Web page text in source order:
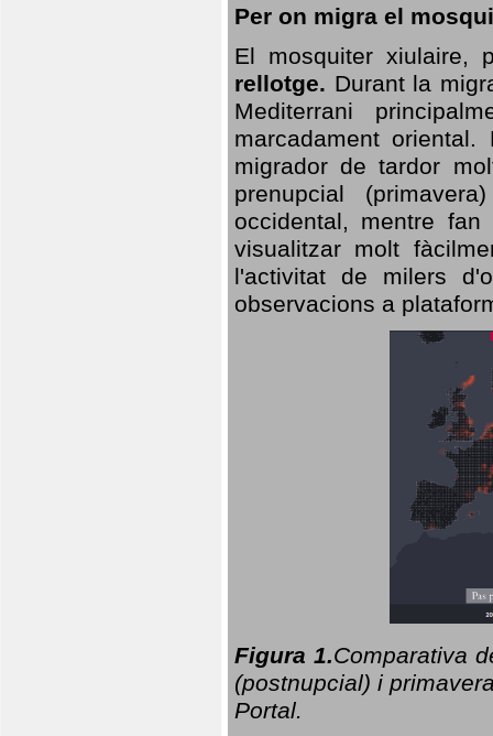
Per on migra el
El mosquiter xiulaire,
rellotge. Durant la
Mediterrani
marcadament
migrador de tardor
prenupcial
occidental, mentre
visualitzar molt
l'activitat de milers
observacions a
Figura 1.Comparativa
(postnupcial) i
Portal.